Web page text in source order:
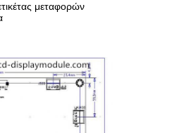
μεταφορών